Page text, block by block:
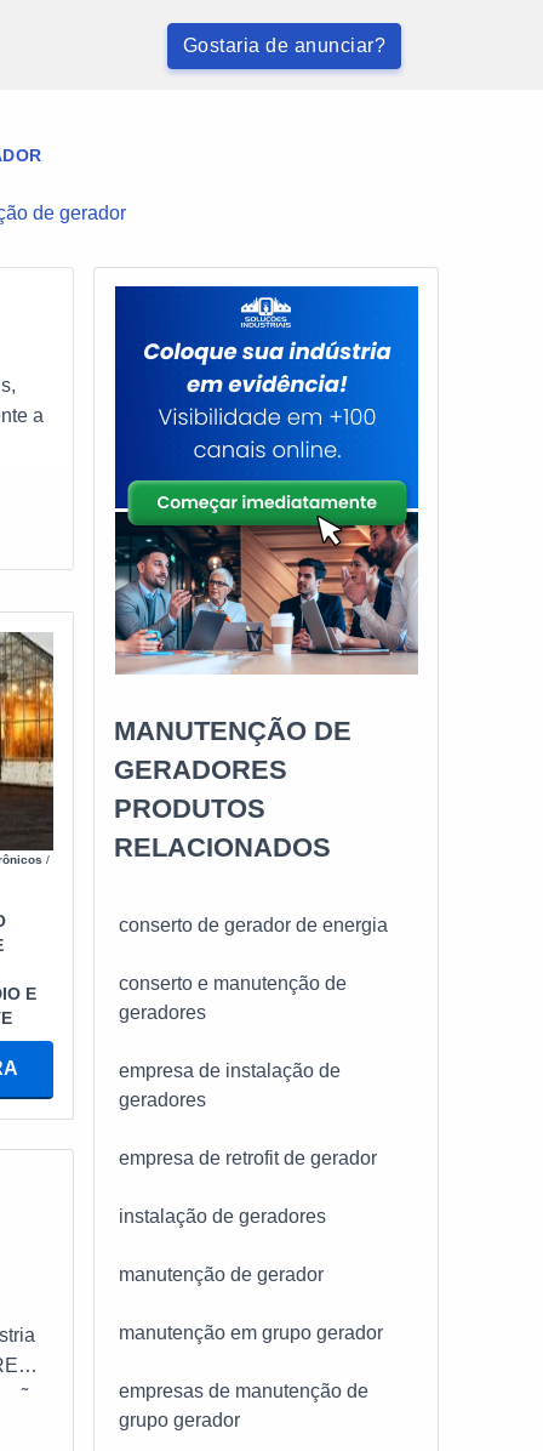
Gostaria de anunciar?
de gerador
a
/
E
MANUTENÇÃO DE
GERADORES
PRODUTOS
RELACIONADOS
conserto de gerador de energia
conserto e manutenção de
geradores
empresa de instalação de
geradores
empresa de retrofit de gerador
instalação de geradores
manutenção de gerador
manutenção em grupo gerador
empresas de manutenção de
grupo gerador